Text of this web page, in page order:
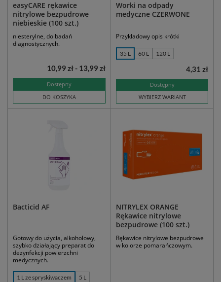
easyCARE rękawice
nitrylowe bezpudrowe
niebieskie (100 szt.)
niesterylne, do badań
diagnostycznych.
Dostępny
DO KOSZYKA
10,99 zł - 13,99 zł
Worki na odpady
medyczne CZERWONE
Przykładowy opis krótki
35 L 60 L 120 L
Dostępny
WYBIERZ WARIANT
4,31 zł
Bacticid AF
Gotowy do użycia, alkoholowy,
szybko działający preparat do
dezynfekcji powierzchni
medycznych.
1 L ze spryskiwaczem 5 L
NITRYLEX ORANGE
Rękawice nitrylowe
bezpudrowe (100 szt.)
Rękawice nitrylowe bezpudrowe
w kolorze pomarańczowym.